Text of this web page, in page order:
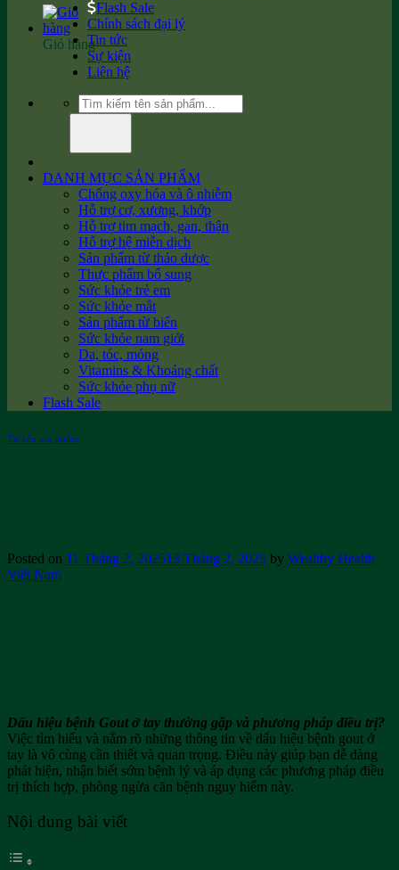
Giỏ hàng
Flash Sale
Chính sách đại lý
Tin tức
Sự kiện
Liên hệ
Tìm
kiếm:
DANH MỤC SẢN PHẨM
Chống oxy hóa và ô nhiễm
Hỗ trợ cơ, xương, khớp
Hỗ trợ tim mạch, gan, thận
Hỗ trợ hệ miễn dịch
Sản phẩm từ thảo dược
Thực phẩm bổ sung
Sức khỏe trẻ em
Sức khỏe mắt
Sản phẩm từ biển
Sức khỏe nam giới
Da, tóc, móng
Vitamins & Khoáng chất
Sức khỏe phụ nữ
Flash Sale
Tư vấn sản phẩm
Posted on 11 Tháng 2, 202513 Tháng 2, 2025 by Wealthy Health
Việt Nam
Dấu hiệu bệnh Gout ở tay thường gặp và phương pháp điều trị?
Việc tìm hiểu và nắm rõ những thông tin về dấu hiệu bệnh gout ở
tay là vô cùng cần thiết và quan trọng. Điều này giúp bạn dễ dàng
phát hiện, nhận biết sớm bệnh lý và áp dụng các phương pháp điều
trị thích hợp, phòng ngừa căn bệnh nguy hiểm này.
Nội dung bài viết